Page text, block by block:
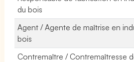
du bois
Agent / Agente de maîtrise en
bois
Contremaître / Contremaîtresse